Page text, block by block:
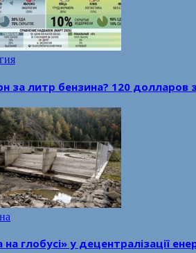
за литр бензина? 120
на глобусі» у децентралізації